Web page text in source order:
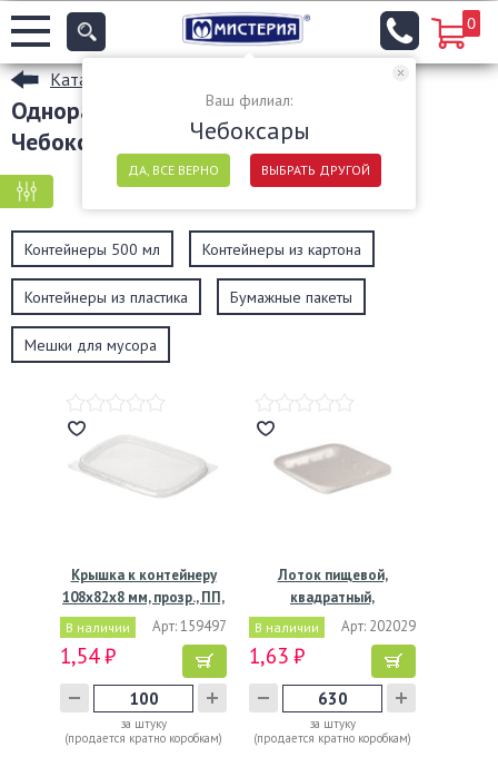
Ваш филиал:
Чебоксары
ДА, ВСЕ ВЕРНО ВЫБРАТЬ ДРУГОЙ
0
Каталог
Одноразовые пищевые контейнеры в
Чебоксарах
Контейнеры 500 мл Контейнеры из картона
Контейнеры из пластика Бумажные пакеты
Мешки для мусора
Крышка к контейнеру
108х82х8 мм, прозр., ПП,
В наличии Арт: 159497
1,54 ₽
за штуку
(продается кратно коробкам)
Лоток пищевой,
квадратный,
135х135х20мм,…
В наличии Арт: 202029
1,63 ₽
за штуку
(продается кратно коробкам)